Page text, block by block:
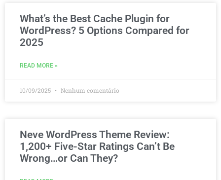
What’s the Best Cache Plugin for
WordPress? 5 Options Compared for
2025
READ MORE »
10/09/2025 Nenhum comentário
Neve WordPress Theme Review:
1,200+ Five-Star Ratings Can’t Be
Wrong…or Can They?